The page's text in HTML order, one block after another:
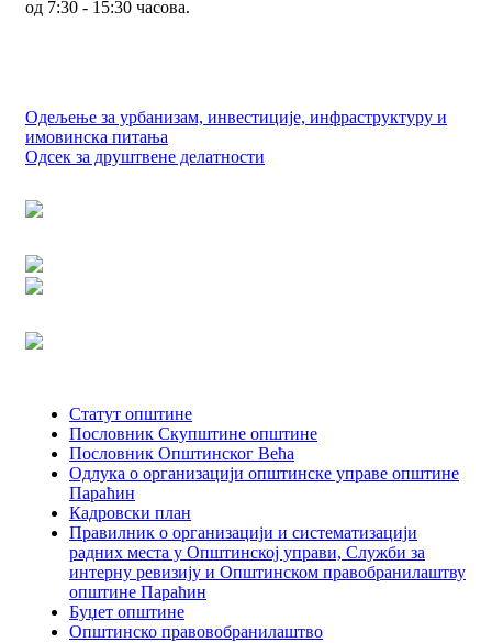
од 7:30 - 15:30 часова.
Одељење за урбанизам, инвестиције, инфраструктуру и
имовинска питања
Одсек за друштвене делатности
Статут општине
Пословник Скупштине општине
Пословник Општинског Већа
Одлука о организацији општинске управе општине
Параћин
Кадровски план
Правилник о организацији и систематизацији
радних места у Општинској управи, Служби за
интерну ревизију и Општинском правобранилаштву
општине Параћин
Буџет општине
Општинско правовобранилаштво